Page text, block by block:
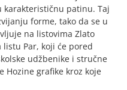
patinu. Taj
forme, tako da se u
na listovima Zlato
listu Par, koji će pored
udžbenike i stručne
grafike kroz koje